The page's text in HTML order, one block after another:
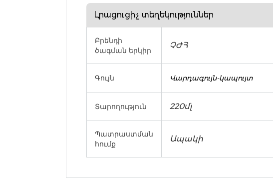
Լրացուցիչ տեղեկություններ
Բրենդի
ծագման երկիր
ՉԺՀ
Գույն Վարդագույն-կապույտ
Տարողություն 220մլ
Պատրաստման
հումք
Ապակի